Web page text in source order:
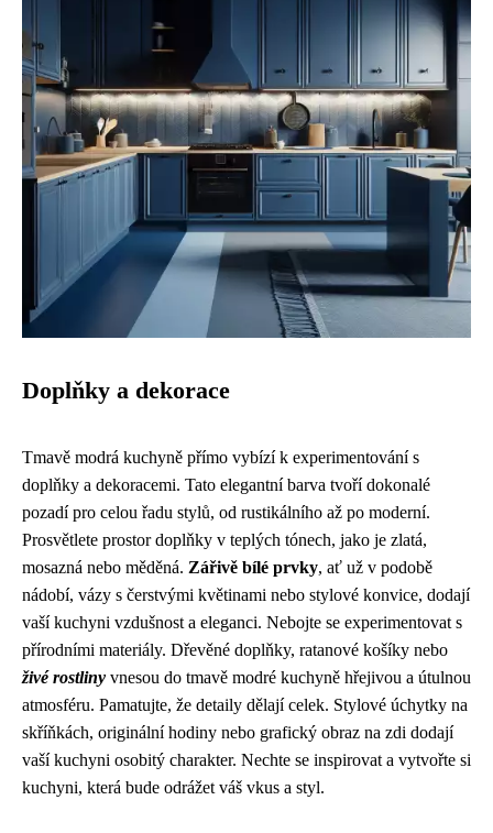
Doplňky a dekorace
Tmavě modrá kuchyně přímo vybízí k experimentování s
doplňky a dekoracemi. Tato elegantní barva tvoří dokonalé
pozadí pro celou řadu stylů, od rustikálního až po moderní.
Prosvětlete prostor doplňky v teplých tónech, jako je zlatá,
mosazná nebo měděná. Zářivě bílé prvky, ať už v podobě
nádobí, vázy s čerstvými květinami nebo stylové konvice, dodají
vaší kuchyni vzdušnost a eleganci. Nebojte se experimentovat s
přírodními materiály. Dřevěné doplňky, ratanové košíky nebo
živé rostliny vnesou do tmavě modré kuchyně hřejivou a útulnou
atmosféru. Pamatujte, že detaily dělají celek. Stylové úchytky na
skříňkách, originální hodiny nebo grafický obraz na zdi dodají
vaší kuchyni osobitý charakter. Nechte se inspirovat a vytvořte si
kuchyni, která bude odrážet váš vkus a styl.